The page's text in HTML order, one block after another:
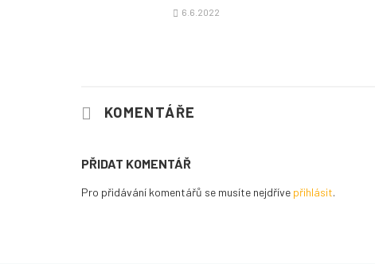
6.6.2022
KOMENTÁŘE
PŘIDAT KOMENTÁŘ
Pro přidávání komentářů se musíte nejdříve přihlásit.